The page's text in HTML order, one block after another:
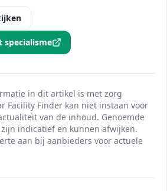
specialisme
in dit artikel is met zorg
Facility Finder kan niet instaan voor
van de inhoud. Genoemde
indicatief en kunnen afwijken.
aan bij aanbieders voor actuele